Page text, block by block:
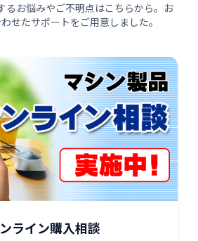
るお悩みやご不明点はこちらから。お
せたサポートをご用意しました。
ライン購入相談